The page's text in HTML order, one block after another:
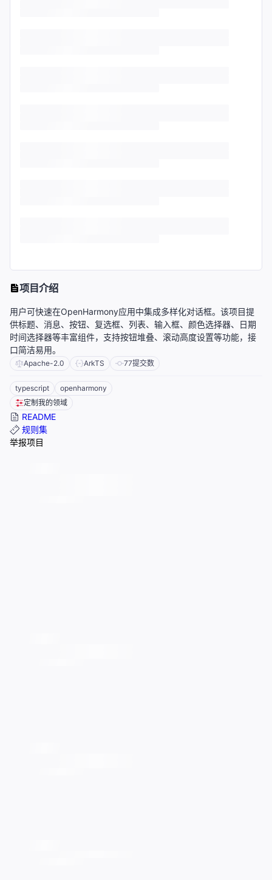
项目介绍
用户可快速在OpenHarmony应用中集成多样化对话框。该项目提
供标题、消息、按钮、复选框、列表、输入框、颜色选择器、日期
时间选择器等丰富组件，支持按钮堆叠、滚动高度设置等功能，接
口简洁易用。
Apache-2.0 ArkTS 77提交数
typescript
openharmony
定制我的领域
README
规则集
举报项目